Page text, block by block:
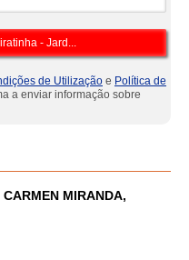
de Utilização e Política de
a enviar informação sobre
MIRANDA,